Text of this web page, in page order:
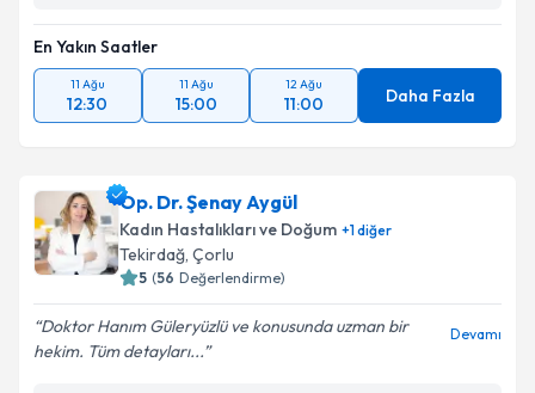
En Yakın Saatler
11 Ağu
12:30
11 Ağu
15:00
12 Ağu
11:00 Daha Fazla
Op. Dr. Şenay Aygül
Kadın Hastalıkları ve Doğum +1diğer
Tekirdağ, Çorlu
5 (56 Değerlendirme)
Doktor Hanım Güleryüzlü ve konusunda uzman bir
hekim. Tüm detayları...
Devamı